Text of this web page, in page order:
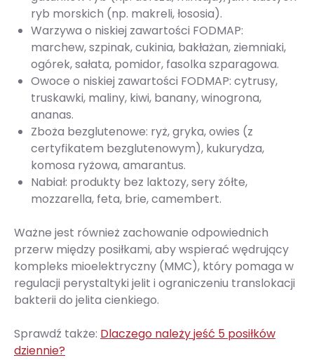
ryb morskich (np. makreli, łososia).
Warzywa o niskiej zawartości FODMAP:
marchew, szpinak, cukinia, bakłażan, ziemniaki,
ogórek, sałata, pomidor, fasolka szparagowa.
Owoce o niskiej zawartości FODMAP: cytrusy,
truskawki, maliny, kiwi, banany, winogrona,
ananas.
Zboża bezglutenowe: ryż, gryka, owies (z
certyfikatem bezglutenowym), kukurydza,
komosa ryżowa, amarantus.
Nabiał: produkty bez laktozy, sery żółte,
mozzarella, feta, brie, camembert.
Ważne jest również zachowanie odpowiednich
przerw między posiłkami, aby wspierać wędrujący
kompleks mioelektryczny (MMC), który pomaga w
regulacji perystaltyki jelit i ograniczeniu translokacji
bakterii do jelita cienkiego.
Sprawdź także: Dlaczego należy jeść 5 posiłków
dziennie?